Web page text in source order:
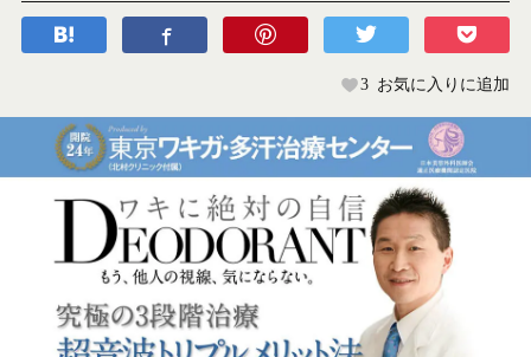
3 お気に入りに追加